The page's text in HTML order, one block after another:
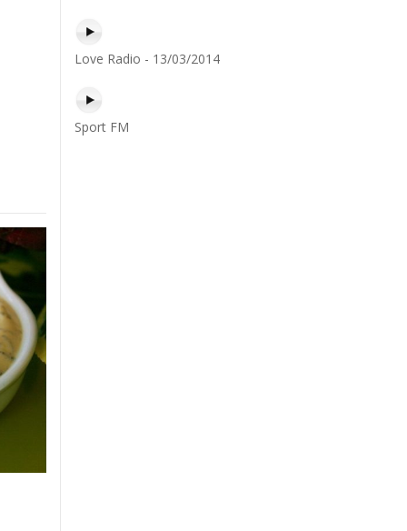
Love Radio - 13/03/2014
Sport FM